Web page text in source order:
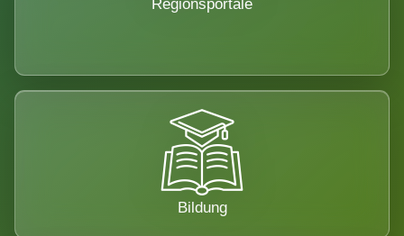
Regionsportale
Bildung